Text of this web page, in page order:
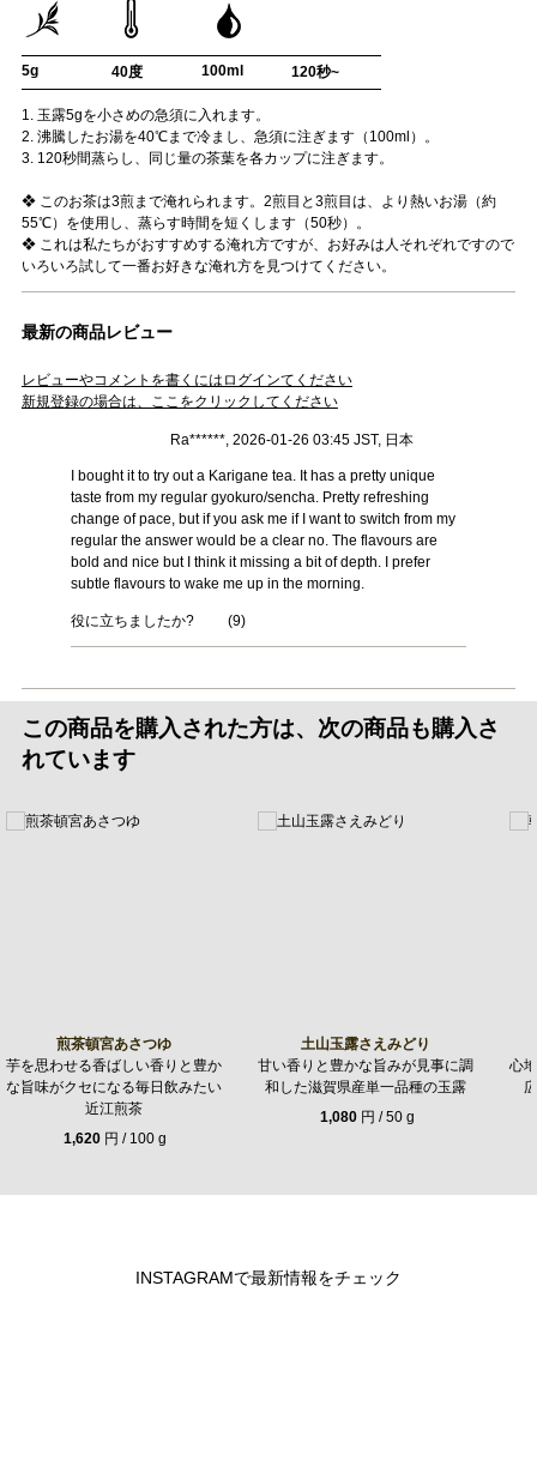
5g 40度 100ml 120秒~
1. 玉露5gを小さめの急須に入れます。
2. 沸騰したお湯を40℃まで冷まし、急須に注ぎます（100ml）。
3. 120秒間蒸らし、同じ量の茶葉を各カップに注ぎます。
❖ このお茶は3煎まで淹れられます。2煎目と3煎目は、より熱いお湯（約
55℃）を使用し、蒸らす時間を短くします（50秒）。
❖ これは私たちがおすすめする淹れ方ですが、お好みは人それぞれですので
いろいろ試して一番お好きな淹れ方を見つけてください。
最新の商品レビュー
レビューやコメントを書くにはログインてください
新規登録の場合は、ここをクリックしてください
Ra******, 2026-01-26 03:45 JST, 日本
I bought it to try out a Karigane tea. It has a pretty unique
taste from my regular gyokuro/sencha. Pretty refreshing
change of pace, but if you ask me if I want to switch from my
regular the answer would be a clear no. The flavours are
bold and nice but I think it missing a bit of depth. I prefer
subtle flavours to wake me up in the morning.
役に立ちましたか? (9)
この商品を購入された方は、次の商品も購入さ
れています
煎茶頓宮あさつゆ
芋を思わせる香ばしい香りと豊か
な旨味がクセになる毎日飲みたい
近江煎茶
1,620 円 / 100 g
土山玉露さえみどり
甘い香りと豊かな旨みが見事に調
和した滋賀県産単一品種の玉露
1,080円 / 50 g
心
INSTAGRAMで最新情報をチェック